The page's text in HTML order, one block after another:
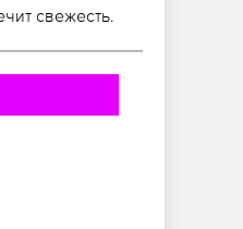
свежесть.